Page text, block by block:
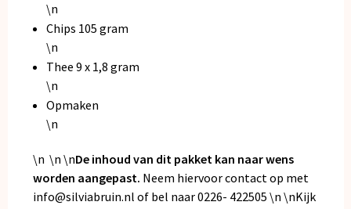
\n
Chips 105 gram
\n
Thee 9 x 1,8 gram
\n
Opmaken
\n
\n \n \nDe inhoud van dit pakket kan naar wens
worden aangepast. Neem hiervoor contact op met
info@silviabruin.nl of bel naar 0226- 422505 \n \nKijk